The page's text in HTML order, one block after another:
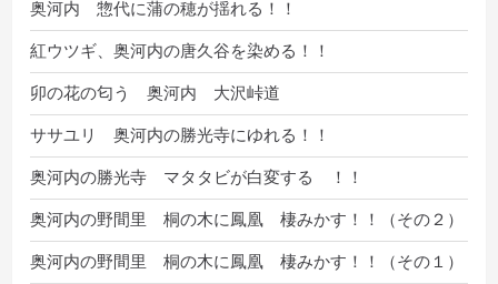
奥河内 惣代に蒲の穂が揺れる！！
紅ウツギ、奥河内の唐久谷を染める！！
卯の花の匂う 奥河内 大沢峠道
ササユリ 奥河内の勝光寺にゆれる！！
奥河内の勝光寺 マタタビが白変する ！！
奥河内の野間里 桐の木に鳳凰 棲みかす！！（その２）
奥河内の野間里 桐の木に鳳凰 棲みかす！！（その１）